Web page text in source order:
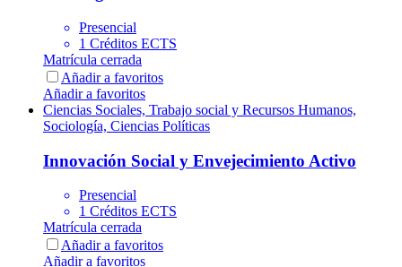
Presencial
1 Créditos ECTS
Matrícula cerrada
Añadir a favoritos
Añadir a favoritos
Ciencias Sociales, Trabajo social y Recursos Humanos,
Sociología, Ciencias Políticas
Innovación Social y Envejecimiento Activo
Presencial
1 Créditos ECTS
Matrícula cerrada
Añadir a favoritos
Añadir a favoritos